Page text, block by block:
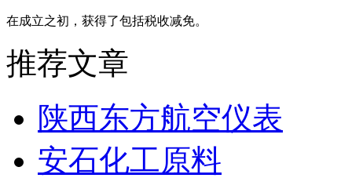
在成立之初，获得了包括税收减免。
推荐文章
陕西东方航空仪表
安石化工原料